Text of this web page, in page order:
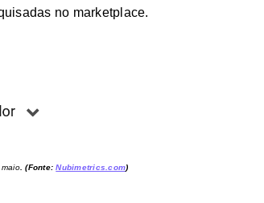
no marketplace.
. (Fonte:Nubimetrics.com)